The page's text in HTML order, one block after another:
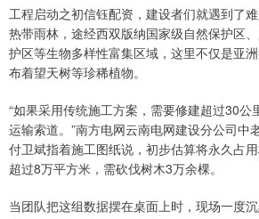
工程启动之初信钰配资，建设者们就遇到了
热带雨林，途经西双版纳国家级自然保护区
护区等生物多样性富集区域，这里不仅是亚
布着望天树等珍稀植物。
“如果采用传统施工方案，需要修建超过30公
运输索道。”南方电网云南电网建设分公司中
付卫斌指着施工图纸说，初步估算将永久占
超过8万平方米，需砍伐树木3万余棵。
当团队把这组数据摆在桌面上时，现场一度沉